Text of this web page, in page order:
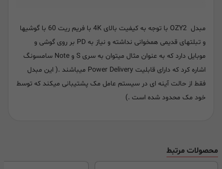
مبدل OZY2 با توجه به کیفیت بالای 4K با فریم ریت 60 با گوشیها
و تبلتهای قدیمی همخوانی نداشته و نیاز به PD بر روی گوشی و
موبایل دارد که به عنوان مثال میتوان به سری S و Note سامسونگ
اشاره کرد که دارای قابلیت Power Delivery میباشند .( این مبدل
فقط از حالت آینه ای در سیستم عامل مک پشتیبانی میکند که توسط
خود مک محدود شده است .)
محصولات مرتبط